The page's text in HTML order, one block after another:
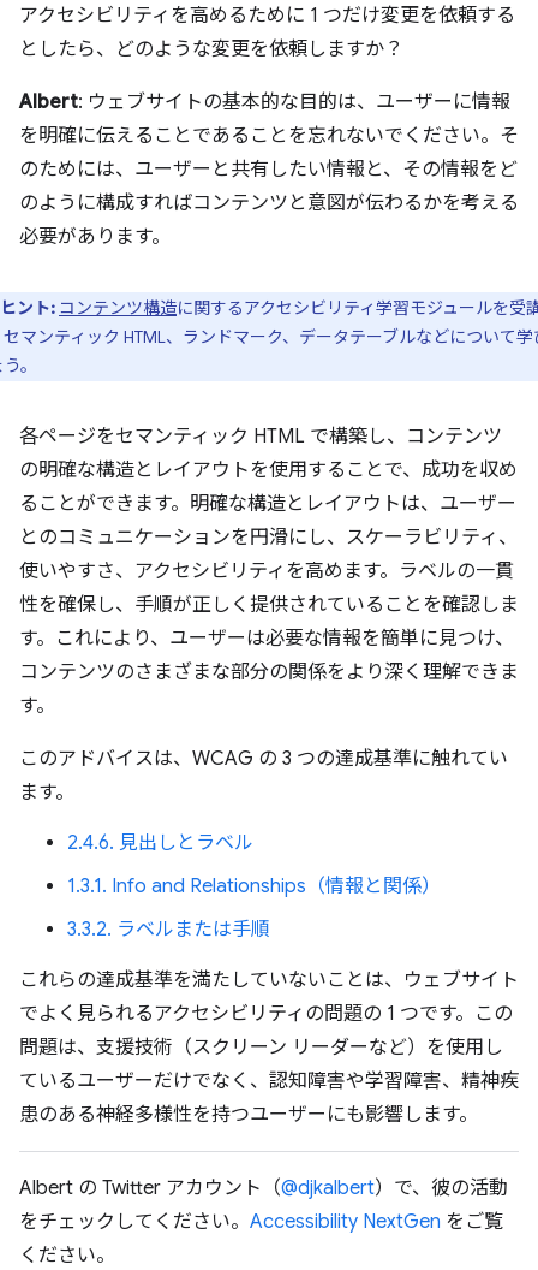
アクセシビリティを高めるために 1 つだけ変更を依頼する
としたら、どのような変更を依頼しますか？
Albert: ウェブサイトの基本的な目的は、ユーザーに情報
を明確に伝えることであることを忘れないでください。そ
のためには、ユーザーと共有したい情報と、その情報をど
のように構成すればコンテンツと意図が伝わるかを考える
必要があります。
ヒント: コンテンツ構造に関するアクセシビリティ学習モジュールを受
セマンティック HTML、ランドマーク、データテーブルなどについて学
。
各ページをセマンティック HTML で構築し、コンテンツ
の明確な構造とレイアウトを使用することで、成功を収め
ることができます。明確な構造とレイアウトは、ユーザー
とのコミュニケーションを円滑にし、スケーラビリティ、
使いやすさ、アクセシビリティを高めます。ラベルの一貫
性を確保し、手順が正しく提供されていることを確認しま
す。これにより、ユーザーは必要な情報を簡単に見つけ、
コンテンツのさまざまな部分の関係をより深く理解できま
す。
このアドバイスは、WCAG の 3 つの達成基準に触れてい
ます。
2.4.6. 見出しとラベル
1.3.1. Info and Relationships（情報と関係）
3.3.2. ラベルまたは手順
これらの達成基準を満たしていないことは、ウェブサイト
でよく見られるアクセシビリティの問題の 1 つです。この
問題は、支援技術（スクリーン リーダーなど）を使用し
ているユーザーだけでなく、認知障害や学習障害、精神疾
患のある神経多様性を持つユーザーにも影響します。
Albert の Twitter アカウント（@djkalbert）で、彼の活動
をチェックしてください。 Accessibility NextGen をご覧
ください。